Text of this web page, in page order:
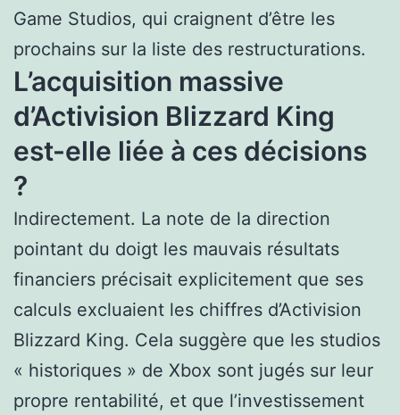
Game Studios, qui craignent d’être les
prochains sur la liste des restructurations.
L’acquisition massive
d’Activision Blizzard King
est-elle liée à ces décisions
?
Indirectement. La note de la direction
pointant du doigt les mauvais résultats
financiers précisait explicitement que ses
calculs excluaient les chiffres d’Activision
Blizzard King. Cela suggère que les studios
« historiques » de Xbox sont jugés sur leur
propre rentabilité, et que l’investissement